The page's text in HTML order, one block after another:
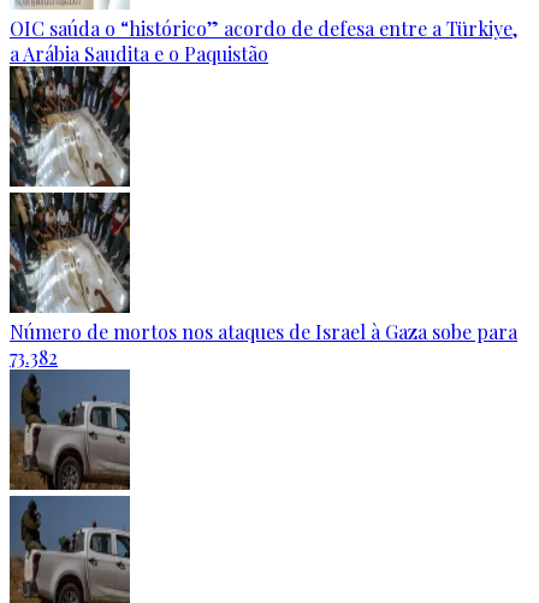
OIC saúda o “histórico” acordo de defesa entre a Türkiye,
a Arábia Saudita e o Paquistão
Número de mortos nos ataques de Israel à Gaza sobe para
73.382